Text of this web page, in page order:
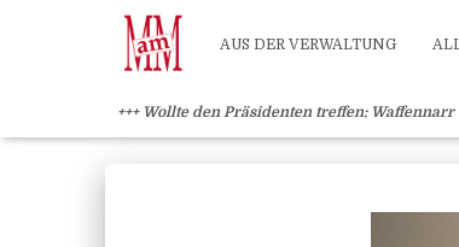
Weiterlesen" /> Weiterlesen" />
AUS DER VERWALTUNG
+++ Wollte den Präsidenten treffen: Waffennarr